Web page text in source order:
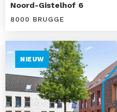
Noord-Gistelhof 6
8000 BRUGGE
NIEUW